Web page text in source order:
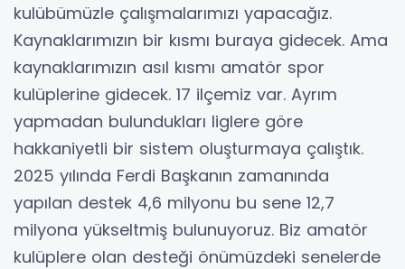
kulübümüzle çalışmalarımızı yapacağız.
Kaynaklarımızın bir kısmı buraya gidecek. Ama
kaynaklarımızın asıl kısmı amatör spor
kulüplerine gidecek. 17 ilçemiz var. Ayrım
yapmadan bulundukları liglere göre
hakkaniyetli bir sistem oluşturmaya çalıştık.
2025 yılında Ferdi Başkanın zamanında
yapılan destek 4,6 milyonu bu sene 12,7
milyona yükseltmiş bulunuyoruz. Biz amatör
kulüplere olan desteği önümüzdeki senelerde